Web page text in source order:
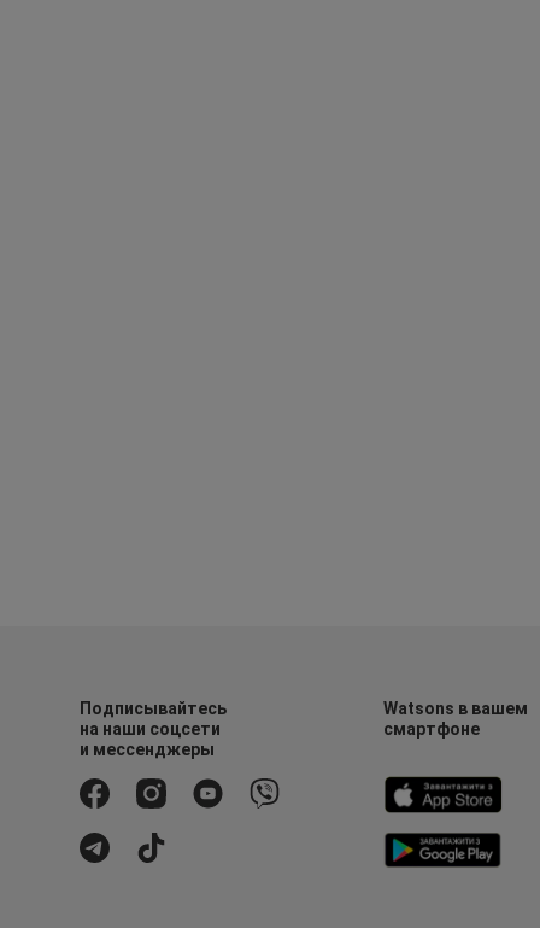
Подписывайтесь
на наши соцсети
и мессенджеры
Watsons в вашем
смартфоне